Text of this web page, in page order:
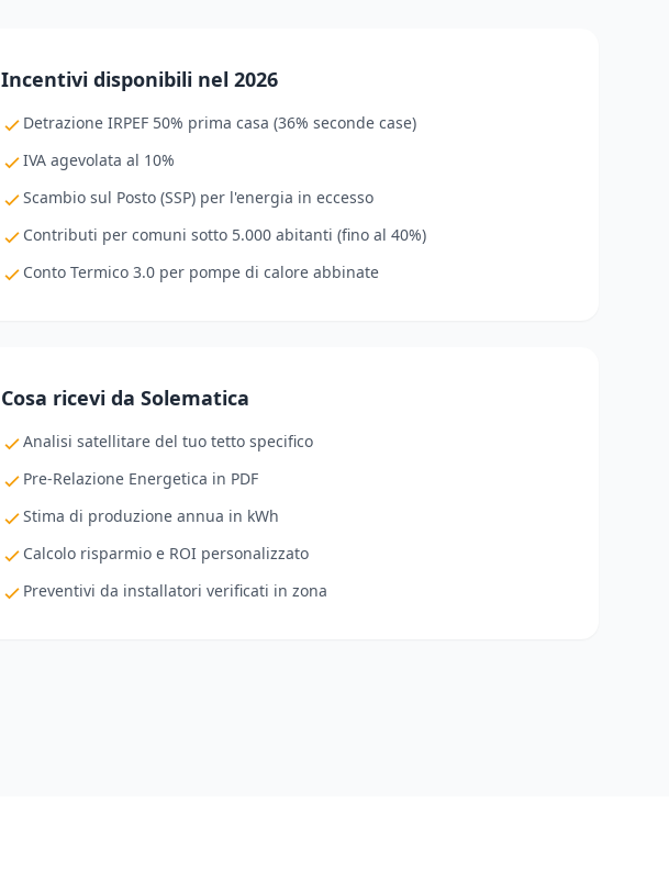
Incentivi disponibili nel 2026
Detrazione IRPEF 50% prima casa (36% seconde case)
IVA agevolata al 10%
Scambio sul Posto (SSP) per l'energia in eccesso
Contributi per comuni sotto 5.000 abitanti (fino al 40%)
Conto Termico 3.0 per pompe di calore abbinate
Cosa ricevi da Solematica
Analisi satellitare del tuo tetto specifico
Pre-Relazione Energetica in PDF
Stima di produzione annua in kWh
Calcolo risparmio e ROI personalizzato
Preventivi da installatori verificati in zona